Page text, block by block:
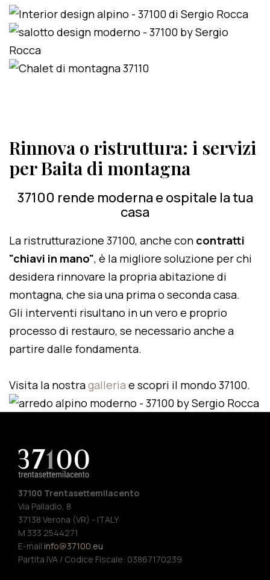
Rinnova o ristruttura: i servizi
per Baita di montagna
37100 rende moderna e ospitale la tua
casa
La ristrutturazione 37100, anche con contratti
"chiavi in mano", è la migliore soluzione per chi
desidera rinnovare la propria abitazione di
montagna, che sia una prima o seconda casa.
Gli interventi risultano in un vero e proprio
processo di restauro, se necessario anche a
partire dalle fondamenta.
Visita la nostragalleria e scopri il mondo 37100.
37100 Trentasettemilacento
Via Palladio, 8
37138 Verona (VR) - ITALY
M 333 2544271
E-mail info@37100.eu
Partita IVA / Codice Fiscale: 03867170239